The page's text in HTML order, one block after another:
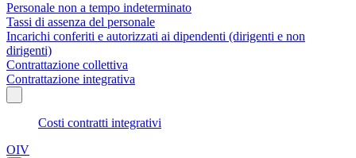
Personale non a tempo indeterminato
Tassi di assenza del personale
Incarichi conferiti e autorizzati ai dipendenti (dirigenti e non
dirigenti)
Contrattazione collettiva
Contrattazione integrativa
Costi contratti integrativi
OIV